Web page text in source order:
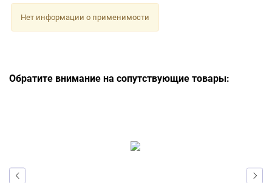
Нет информации о применимости
Обратите внимание на сопутствующие товары: